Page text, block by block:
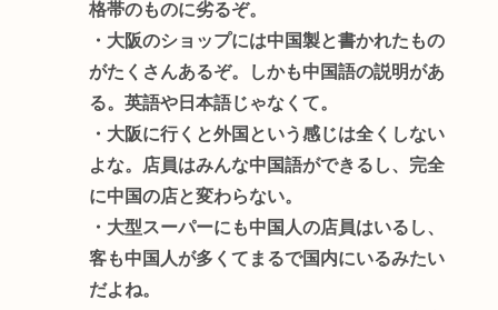
格帯のものに劣るぞ。
・大阪のショップには中国製と書かれたもの
がたくさんあるぞ。しかも中国語の説明があ
る。英語や日本語じゃなくて。
・大阪に行くと外国という感じは全くしない
よな。店員はみんな中国語ができるし、完全
に中国の店と変わらない。
・大型スーパーにも中国人の店員はいるし、
客も中国人が多くてまるで国内にいるみたい
だよね。